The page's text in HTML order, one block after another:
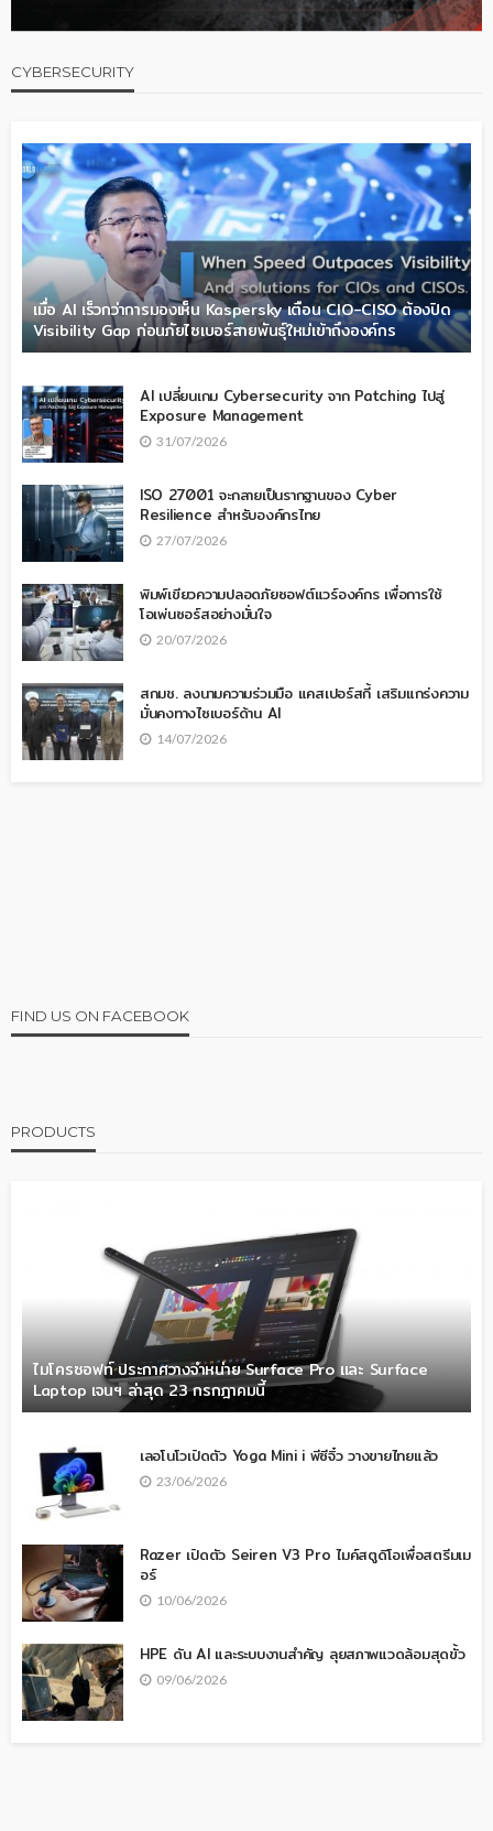
CYBERSECURITY
เมื่อ AI เร็วกว่าการมองเห็น Kaspersky เตือน CIO-CISO ต้องปิด
Visibility Gap ก่อนภัยไซเบอร์สายพันธุ์ใหม่เข้าถึงองค์กร
AI เปลี่ยนเกม Cybersecurity จาก Patching ไปสู่
Exposure Management
31/07/2026
ISO 27001 จะกลายเป็นรากฐานของ Cyber
Resilience สำหรับองค์กรไทย
27/07/2026
พิมพ์เขียวความปลอดภัยซอฟต์แวร์องค์กร เพื่อการใช้
โอเพ่นซอร์สอย่างมั่นใจ
20/07/2026
สกมช. ลงนามความร่วมมือ แคสเปอร์สกี้ เสริมแกร่งความ
มั่นคงทางไซเบอร์ด้าน AI
14/07/2026
FIND US ON FACEBOOK
PRODUCTS
ไมโครซอฟท์ ประกาศวางจำหน่าย Surface Pro และ Surface
Laptop เจนฯ ล่าสุด 23 กรกฎาคมนี้
เลอโนโวเปิดตัว Yoga Mini i พีซีจิ๋ว วางขายไทยแล้ว
23/06/2026
Razer เปิดตัว Seiren V3 Pro ไมค์สตูดิโอเพื่อสตรีมเม
อร์
10/06/2026
HPE ดัน AI และระบบงานสำคัญ ลุยสภาพแวดล้อมสุดขั้ว
09/06/2026